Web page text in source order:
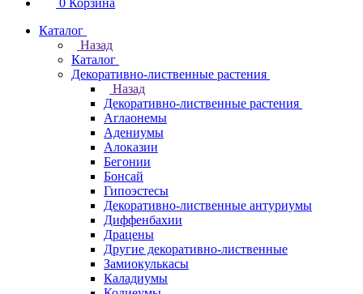
0 Корзина
Каталог
Назад
Каталог
Декоративно-лиственные растения
Назад
Декоративно-лиственные растения
Аглаонемы
Адениумы
Алоказии
Бегонии
Бонсай
Гипоэстесы
Декоративно-лиственные антуриумы
Диффенбахии
Драцены
Другие декоративно-лиственные
Замиокулькасы
Каладиумы